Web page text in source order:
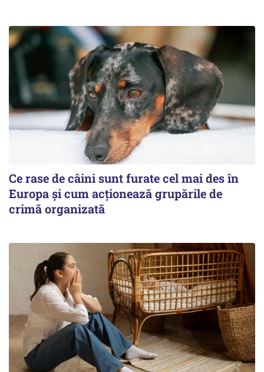
Ce rase de câini sunt furate cel mai des în
Europa și cum acționează grupările de
crimă organizată